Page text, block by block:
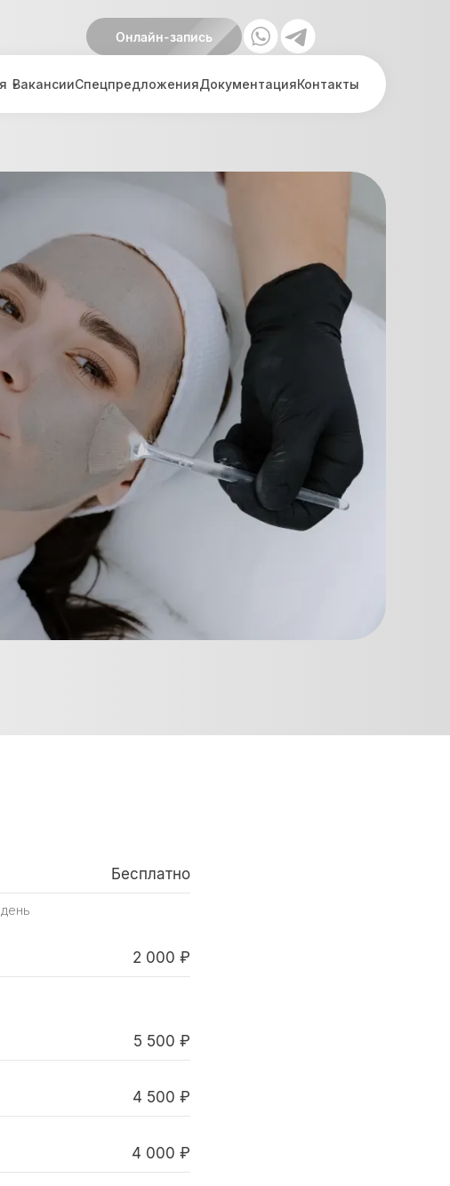
Онлайн-запись
ВакансииСпецпредложенияДокументацияКонтакты
Спецпредложения ДокументацияКонтакты
Бесплатно
2 000 ₽
5 500 ₽
4 500 ₽
4 000 ₽